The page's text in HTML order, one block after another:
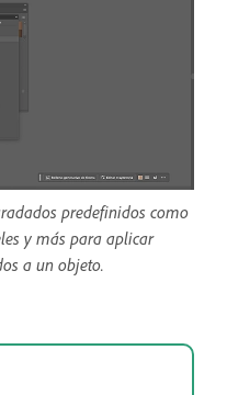
predefinidos como
y más para aplicar
a un objeto.